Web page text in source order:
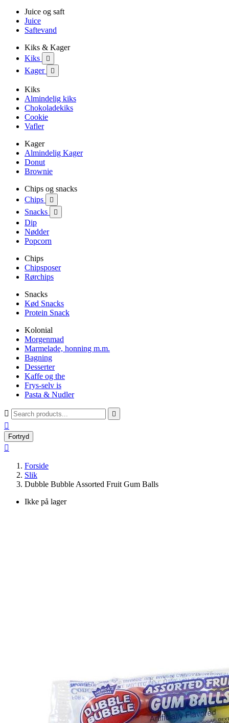
Juice og saft
Juice
Saftevand
Kiks & Kager
Kiks

Kager 
Kiks
Almindelig kiks
Chokoladekiks
Cookie
Vafler
Kager
Almindelig Kager
Donut
Brownie
Chips og snacks
Chips

Snacks 
Dip
Nødder
Popcorn
Chips
Chipsposer
Rørchips
Snacks
Kød Snacks
Protein Snack
Kolonial
Morgenmad
Marmelade, honning m.m.
Bagning
Desserter
Kaffe og the
Frys-selv is
Pasta & Nudler
 

Fortryd

Forside
Slik
Dubble Bubble Assorted Fruit Gum Balls
Ikke på lager